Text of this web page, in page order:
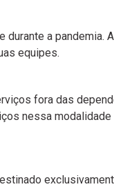
a pandemia.
equipes.
fora das
nessa